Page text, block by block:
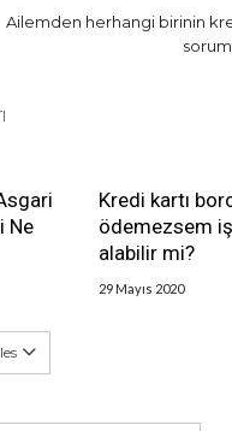
Ailemden herhangi birinin
Ne
Kredi kartı
ödemezsem
alabilir mi?
29 Mayıs 2020